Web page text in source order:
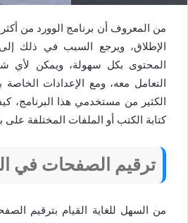
من المعروف أن برنامج الوورد من أكثر
الإطلاق، ويرجع السبب في ذلك
المحتوى بكل سهولة، ويمكن لأي
التعامل معه، ومع الإعدادات الخاصة
الكثير من مستخدمي هذا البرنامج،
كتابة الكتب أو الملفات المختلفة على
ترقيم الصفحات في
من السهل للغاية القيام بترقيم